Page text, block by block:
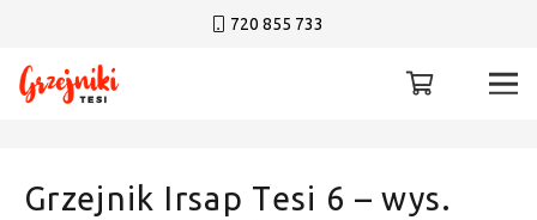
720 855 733
Grzejnik Irsap Tesi 6 – wys.